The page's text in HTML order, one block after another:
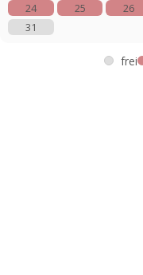
24
25 26
31
frei